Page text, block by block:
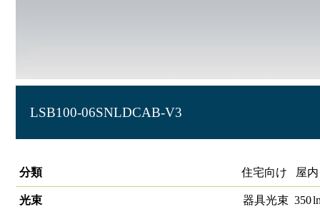
LSB100-06SNLDCAB-V3
分類
住宅向け 屋内
光束 器具光束 350